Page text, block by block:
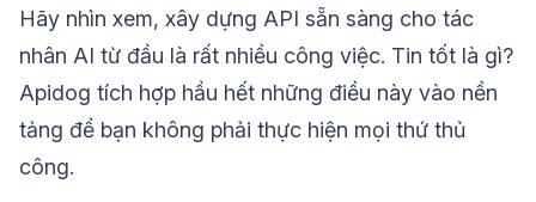
Hãy nhìn xem, xây dựng API sẵn sàng cho tác
nhân AI từ đầu là rất nhiều công việc. Tin tốt là gì?
Apidog tích hợp hầu hết những điều này vào nền
tảng để bạn không phải thực hiện mọi thứ thủ
công.